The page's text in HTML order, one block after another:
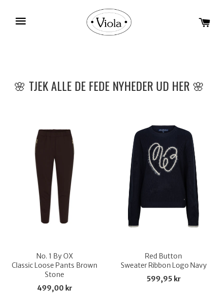
🌸 TJEK ALLE DE FEDE NYHEDER UD HER 🌸
No. 1 By OX
Classic Loose Pants Brown
Stone
499,00 kr
Red Button
Sweater Ribbon Logo Navy
599,95 kr